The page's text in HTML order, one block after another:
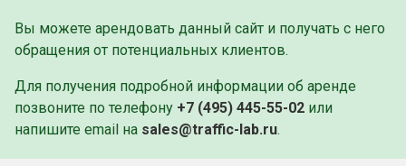
Вы можете арендовать данный сайт и получать с него
обращения от потенциальных клиентов.
Для получения подробной информации об аренде
позвоните по телефону +7 (495) 445-55-02 или
напишите email на sales@traffic-lab.ru.